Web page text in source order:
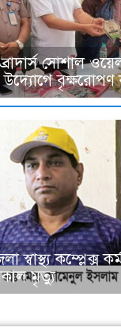
সোশাল
বৃক্ষরোপণ
কম্প্লেক্স
মৃত্যু